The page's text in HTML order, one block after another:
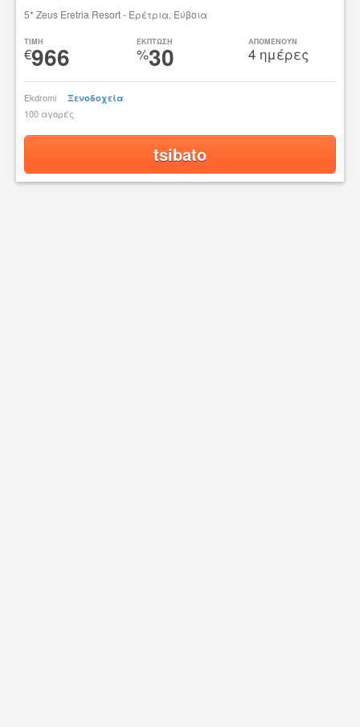
5* Zeus Eretria Resort - Ερέτρια, Εύβοια
TIMH
€966 ΕΚΠΤΩΣΗ
%30 ΑΠΟΜΕΝΟΥΝ
4 ημέρες
Ekdromi Ξενοδοχεία
100 αγορές
tsibato